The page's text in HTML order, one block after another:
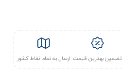
تضمین بهترین قیمت ارسال به تمام نقاط کشور